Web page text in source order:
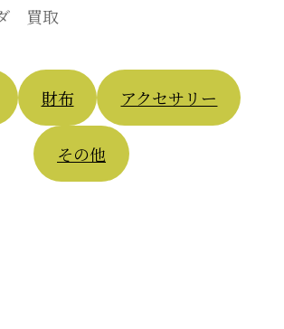
買取
財布 アクセサリー
その他